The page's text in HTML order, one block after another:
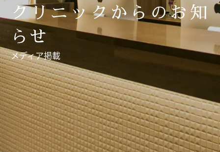
クリニックからのお知
らせ
メディア掲載